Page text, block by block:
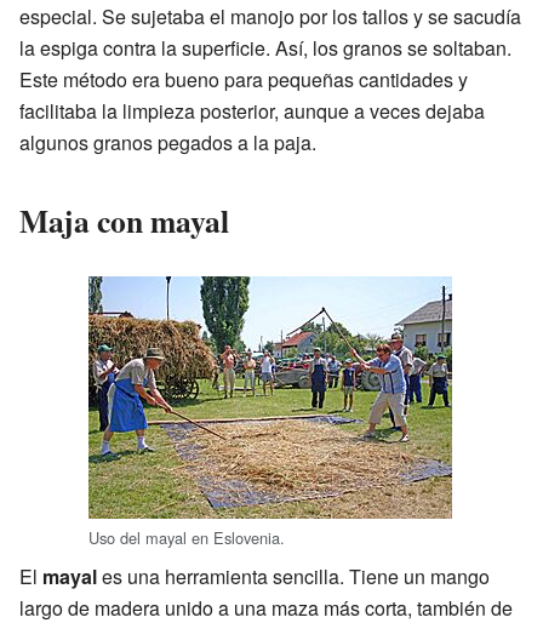
especial. Se sujetaba el manojo por los tallos y se sacudía
la espiga contra la superficie. Así, los granos se soltaban.
Este método era bueno para pequeñas cantidades y
facilitaba la limpieza posterior, aunque a veces dejaba
algunos granos pegados a la paja.
Maja con mayal
Uso del mayal en Eslovenia.
El mayales una herramienta sencilla. Tiene un mango
largo de madera unido a una maza más corta, también de